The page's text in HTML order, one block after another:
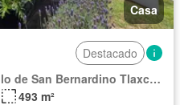
Casa
Destacado
La Vista Country Club, Pueblo de San Bernardino Tlaxcalancingo
493 m²